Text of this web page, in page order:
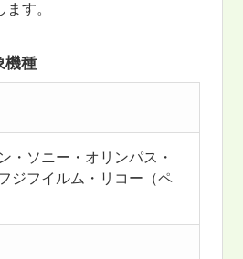
す。
機種
・ソニー・オリンパス・
ジフイルム・リコー（ペ